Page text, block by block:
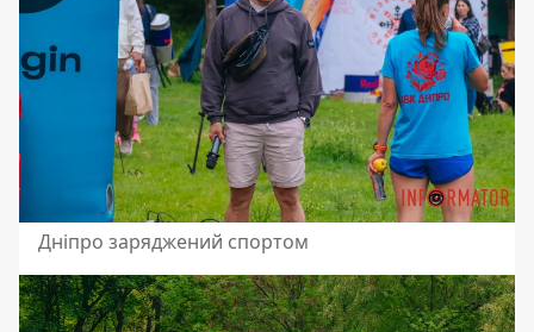
Дніпро заряджений спортом